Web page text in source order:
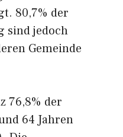
80,7% der
sind jedoch
Gemeinde
76,8% der
64 Jahren